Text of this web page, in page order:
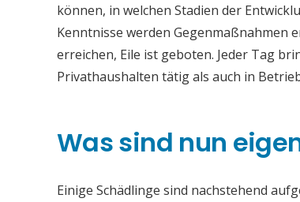
können, in welchen Stadien der
Kenntnisse werden Gegenmaßnahmen
erreichen, Eile ist geboten. Jeder Tag
Privathaushalten tätig als auch in
Was sind nun
Einige Schädlinge sind nachstehend